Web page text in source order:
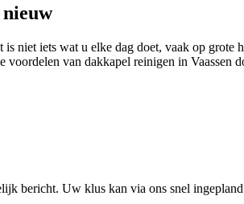
niet iets wat u elke dag doet, vaak op grote
van dakkapel reinigen in Vaassen
bericht. Uw klus kan via ons snel